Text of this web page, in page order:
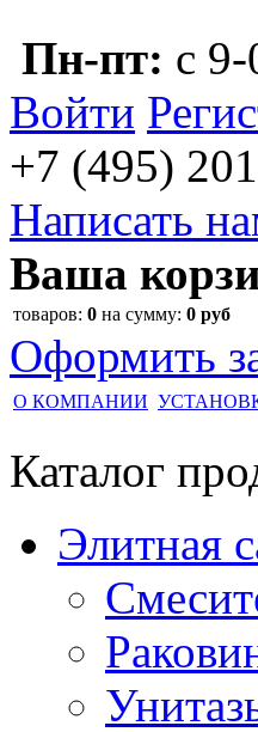
Пн-пт: с
Войти
+7 (495)
Написать
Ваша
товаров: 0 на сумму: 0 руб
Оформить
О КОМПАНИИ
Каталог
Элитная